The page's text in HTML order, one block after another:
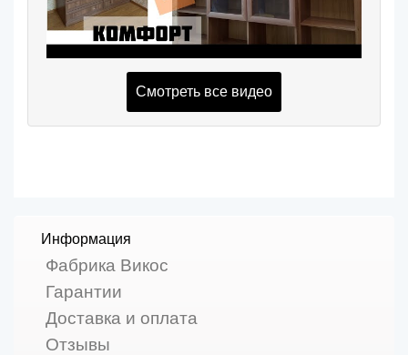
Смотреть все видео
Информация
Фабрика Викос
Гарантии
Доставка и оплата
Отзывы